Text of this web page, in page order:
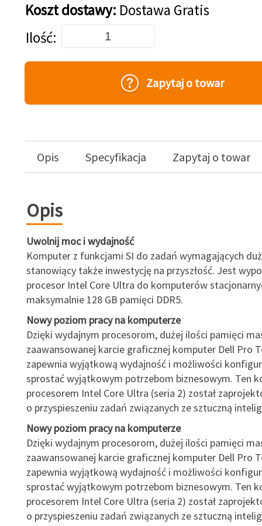
Koszt dostawy: Dostawa Gratis
Dodaj do koszyka
Ilość
Zapytaj o towar
Opis Specyfikacja Zapytaj o towar
Opis
Uwolnij moc i wydajność
Komputer z funkcjami SI do zadań wymagających
stanowiący także inwestycję na przyszłość. Jest
procesor Intel Core Ultra do komputerów
maksymalnie 128 GB pamięci DDR5.
Nowy poziom pracy na komputerze
Dzięki wydajnym procesorom, dużej ilości pamięci
zaawansowanej karcie graficznej komputer Dell Pro
zapewnia wyjątkową wydajność i możliwości
sprostać wyjątkowym potrzebom biznesowym. Ten
procesorem Intel Core Ultra (seria 2) został
o przyspieszeniu zadań związanych ze sztuczną
Nowy poziom pracy na komputerze
Dzięki wydajnym procesorom, dużej ilości pamięci
zaawansowanej karcie graficznej komputer Dell Pro
zapewnia wyjątkową wydajność i możliwości
sprostać wyjątkowym potrzebom biznesowym. Ten
procesorem Intel Core Ultra (seria 2) został
o przyspieszeniu zadań związanych ze sztuczną